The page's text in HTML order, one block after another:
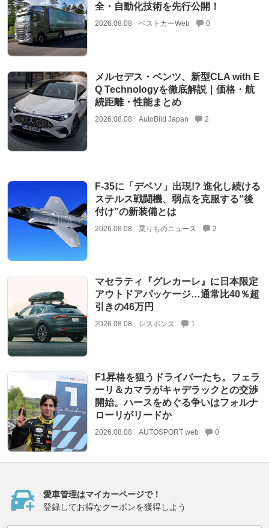
全・自動化技術を先行公開！
2026.08.08 ベストカーWeb 0
メルセデス・ベンツ、新型CLA with E
Q Technologyを徹底解説｜価格・航
続距離・性能まとめ
2026.08.08 AutoBild Japan 2
F-35に「デベソ」出現!? 進化し続ける
ステルス戦闘機、弱点を克服する“後
付け”の新装備とは
2026.08.08 乗りものニュース 2
マセラティ『グレカーレ』に日本限定
アウトドアパッケージ…通常比40％超
引きの46万円
2026.08.08 レスポンス 1
F1昇格を狙うドライバーたち。フェラ
ーリ＆カマラがキャデラックとの交渉
開始。ハースをめぐる争いはフォルナ
ローリがリードか
2026.08.08 AUTOSPORT web 0
愛車管理はマイカーページで！
登録してお得なクーポンを獲得しよう